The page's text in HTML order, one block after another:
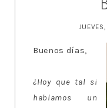
Buenos días,
¿Hoy que tal si
hablamos un